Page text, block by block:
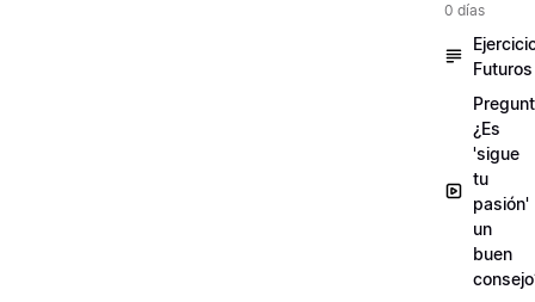
0 días
Futuros
¿Es
'sigue
tu
pasión'
un
buen